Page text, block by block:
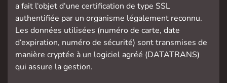
a fait l‘objet d‘une certification de type SSL
authentifiée par un organisme légalement reconnu.
Les données utilisées (numéro de carte, date
d‘expiration, numéro de sécurité) sont transmises de
manière cryptée à un logiciel agréé (DATATRANS)
qui assure la gestion.